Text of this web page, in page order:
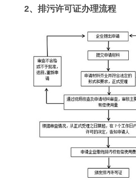
2、排污许可证办理流程